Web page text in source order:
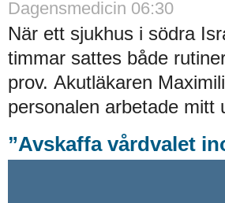
Dagensmedicin 06:30
När ett sjukhus i södra
timmar sattes både
prov. Akutläkaren
personalen arbetade mitt
”Avskaffa vårdvalet